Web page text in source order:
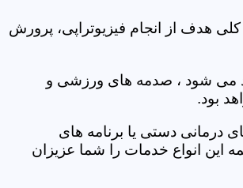
هدف از انجام فیزیوتراپی، پرورش
می شود ، صدمه های ورزشی و
بود.
درمانی دستی یا برنامه های
انواع خدمات را شما عزیزان